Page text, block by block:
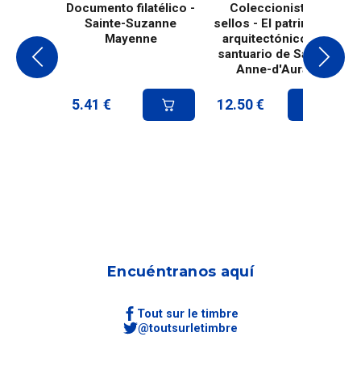
Documento filatélico -
Sainte-Suzanne
Mayenne
5.41 €
Coleccionista 8
sellos - El patrimonio
arquitectónico del
santuario de Sainte-
Anne-d'Auray
12.50 €
Encuéntranos aquí
Tout sur le timbre
@toutsurletimbre